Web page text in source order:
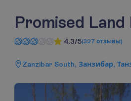
Promised Land
4.3/5(327 отзывы)
Zanzibar South, Занзибар,